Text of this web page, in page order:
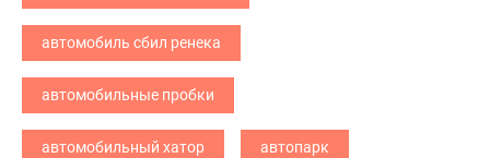
автомобиль сбил ренека
автомобильные пробки
автомобильный хатор автопарк